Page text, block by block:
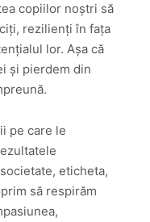
copiilor noștri să
rezilienți în fața
lor. Așa că
și pierdem din
pe care le
eticheta,
să respirăm